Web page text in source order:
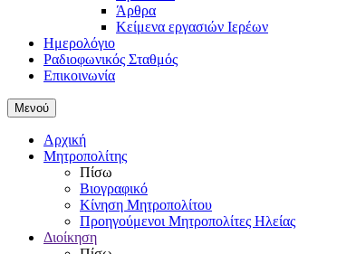
Άρθρα
Κείμενα εργασιών Ιερέων
Ημερολόγιο
Ραδιοφωνικός Σταθμός
Επικοινωνία
Μενού
Αρχική
Μητροπολίτης
Πίσω
Βιογραφικό
Κίνηση Μητροπολίτου
Προηγούμενοι Μητροπολίτες Ηλείας
Διοίκηση